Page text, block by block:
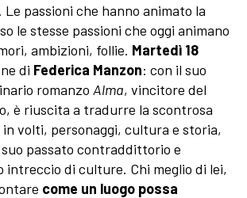
passioni che hanno animato la
le stesse passioni che oggi animano
ambizioni, follie. Martedì 18
di Federica Manzon: con il suo
romanzo Alma, vincitore del
è riuscita a tradurre la scontrosa
volti, personaggi, cultura e storia,
passato contraddittorio e
intreccio di culture. Chi meglio di lei,
come un luogo possa